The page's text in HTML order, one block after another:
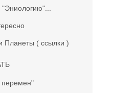
Планеты ( ссылки )